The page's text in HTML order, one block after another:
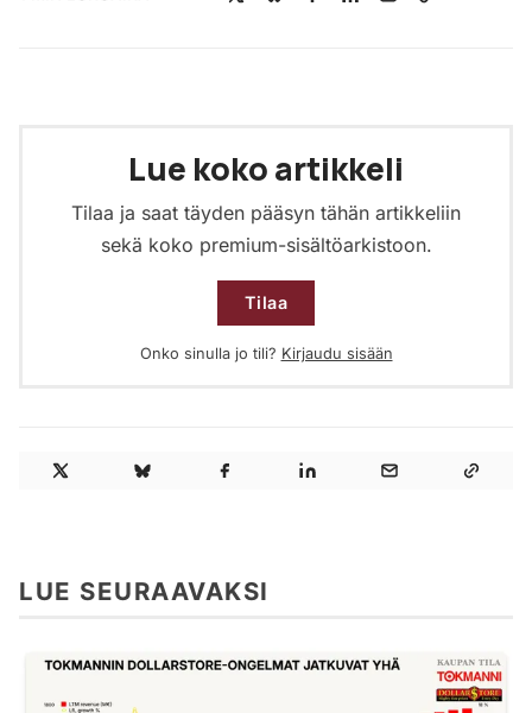
Lue koko artikkeli
Tilaa ja saat täyden pääsyn tähän artikkeliin
sekä koko premium-sisältöarkistoon.
Tilaa
Onko sinulla jo tili? Kirjaudu sisään
LUE SEURAAVAKSI